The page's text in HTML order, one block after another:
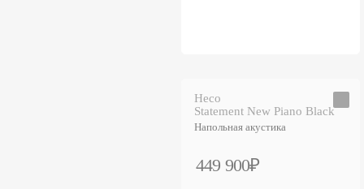
Heco
Statement New Piano Black
Напольная акустика
449 900₽